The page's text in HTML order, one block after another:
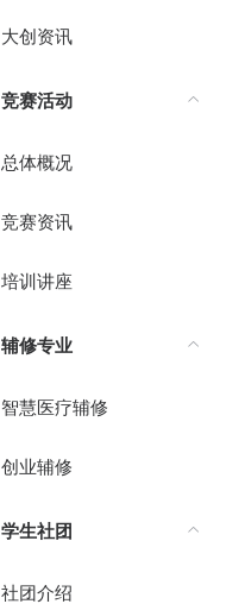
大创资讯
竞赛活动
总体概况
竞赛资讯
培训讲座
辅修专业
智慧医疗辅修
创业辅修
学生社团
社团介绍